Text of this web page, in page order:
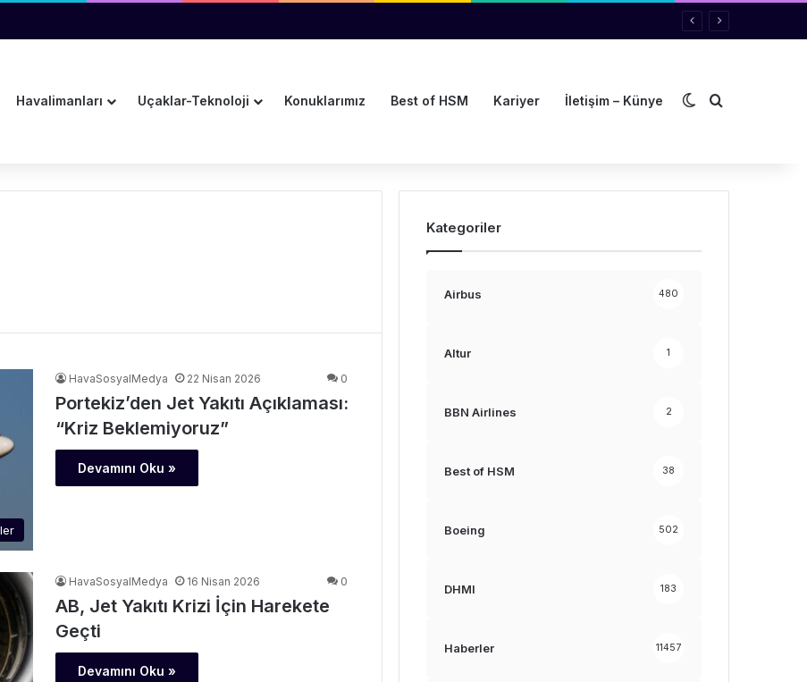
Su Damladı
Havalimanları Uçaklar-Teknoloji Konuklarımız Best of HSM Kariyer İletişim – Künye Dış görünümü
Arama yap
HavaSosyalMedya 22 Nisan 2026 0
Portekiz’den Jet Yakıtı Açıklaması:
“Kriz Beklemiyoruz”
Devamını Oku »
HavaSosyalMedya 16 Nisan 2026 0
AB, Jet Yakıtı Krizi İçin Harekete
Geçti
Devamını Oku »
Kategoriler
Airbus 480
Altur 1
BBN Airlines 2
Best of HSM 38
Boeing 502
DHMI 183
Haberler 11457